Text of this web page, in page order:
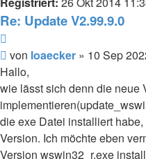
Re: Update V2.99.9.0
Beitrag
von loaecker » 10 Sep
Hallo,
wie lässt sich denn die neue
die exe Datei installiert
Version. Ich möchte eben
Version wswin32_r.exe